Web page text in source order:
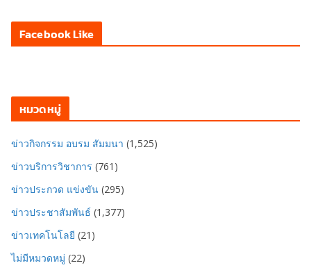
Facebook Like
หมวดหมู่
ข่าวกิจกรรม อบรม สัมมนา (1,525)
ข่าวบริการวิชาการ (761)
ข่าวประกวด แข่งขัน (295)
ข่าวประชาสัมพันธ์ (1,377)
ข่าวเทคโนโลยี (21)
ไม่มีหมวดหมู่ (22)